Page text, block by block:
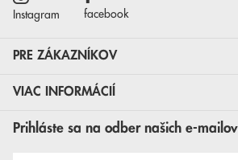
Instagram facebook
PRE ZÁKAZNÍKOV
VIAC INFORMÁCIÍ
Prihláste sa na odber našich e-mailov